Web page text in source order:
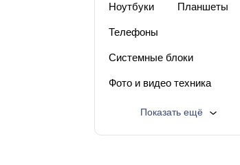
Ноутбуки Планшеты
Телефоны
Системные блоки
Фото и видео техника
Электроинструмент
Телевизоры и мониторы
Показать ещё